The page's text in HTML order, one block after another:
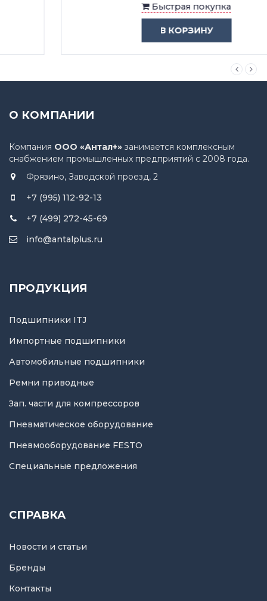
Быстрая покупка
О КОМПАНИИ
Компания ООО «Антал+» занимается комплексным
снабжением промышленных предприятий с 2008 года.
Фрязино, Заводской проезд, 2
+7 (995) 112-92-13
+7 (499) 272-45-69
info@antalplus.ru
ПРОДУКЦИЯ
Подшипники ITJ
Импортные подшипники
Автомобильные подшипники
Ремни приводные
Зап. части для компрессоров
Пневматическое оборудование
Пневмооборудование FESTO
Специальные предложения
СПРАВКА
Новости и статьи
Бренды
Контакты